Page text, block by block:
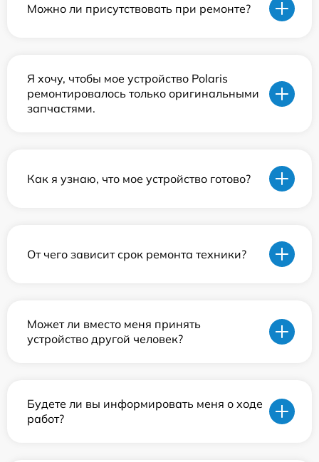
Можно ли присутствовать при ремонте?
Я хочу, чтобы мое устройство Polaris
ремонтировалось только оригинальными
запчастями.
Как я узнаю, что мое устройство готово?
От чего зависит срок ремонта техники?
Может ли вместо меня принять
устройство другой человек?
Будете ли вы информировать меня о ходе
работ?